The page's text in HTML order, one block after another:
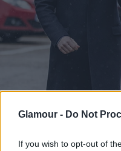
Glamour - Do Not
If you wish to opt-out of